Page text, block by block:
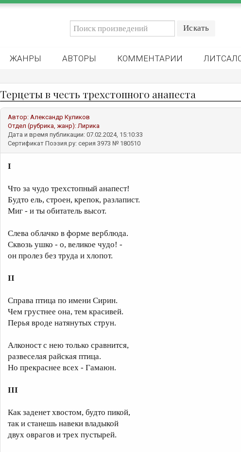
ЖАНРЫ АВТОРЫ КОММЕНТАРИИ
Терцеты в честь трехстопного анапеста
Автор: Александр Куликов
Отдел (рубрика, жанр):Лирика
Дата и время публикации: 07.02.2024, 15:10:33
Сертификат Поэзия.ру: серия 3973 № 180510
I
Что за чудо трехстопный анапест!
Будто ель, строен, крепок, разлапист.
Миг - и ты обитатель высот.
Слева облачко в форме верблюда.
Сквозь ушко - о, великое чудо! -
он пролез без труда и хлопот.
II
Справа птица по имени Сирин.
Чем грустнее она, тем красивей.
Перья вроде натянутых струн.
Алконост с нею только сравнится,
развеселая райская птица.
Но прекраснее всех - Гамаюн.
III
Как заденет хвостом, будто пикой,
так и станешь навеки владыкой
двух оврагов и трех пустырей.